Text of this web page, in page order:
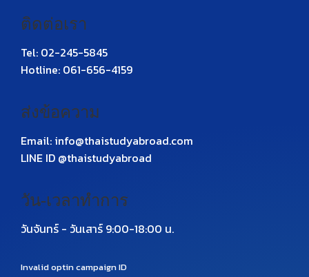
ติดต่อเรา
Tel: 02-245-5845
Hotline: 061-656-4159
ส่งข้อความ
Email: info@thaistudyabroad.com
LINE ID @thaistudyabroad
วัน-เวลาทำการ
วันจันทร์ - วันเสาร์ 9:00-18:00 น.
Invalid optin campaign ID